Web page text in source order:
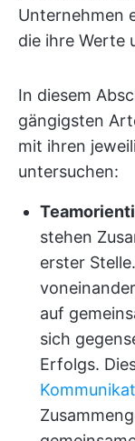
Unternehmen
die ihre Werte
In diesem
gängigsten
mit ihren
untersuchen:
stehen
erster
auf
sich
Erfolgs.